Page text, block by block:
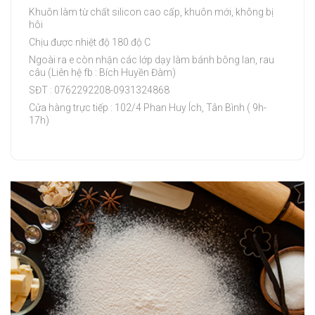
Khuôn làm từ chất silicon cao cấp, khuôn mới, không bị
hôi
Chịu được nhiệt độ 180 độ C
Ngoài ra e còn nhận các lớp dạy làm bánh bông lan, rau
câu (Liên hệ fb : Bích Huyền Đàm)
SĐT : 0762292208-0931324868
Cửa hàng trực tiếp : 102/4 Phan Huy Ích, Tân Bình ( 9h-
17h)